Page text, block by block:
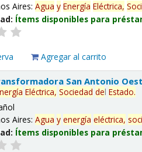
Aires:Agua y Energía Eléctrica,
Ítems disponibles para
Agregar al carrito
San Antonio
Eléctrica, Sociedad delEstado.
Aires:Agua y energía eléctrica,
Ítems disponibles para